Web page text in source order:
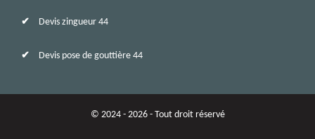
Devis zingueur 44
Devis pose de gouttière 44
© 2024 - 2026 - Tout droit réservé